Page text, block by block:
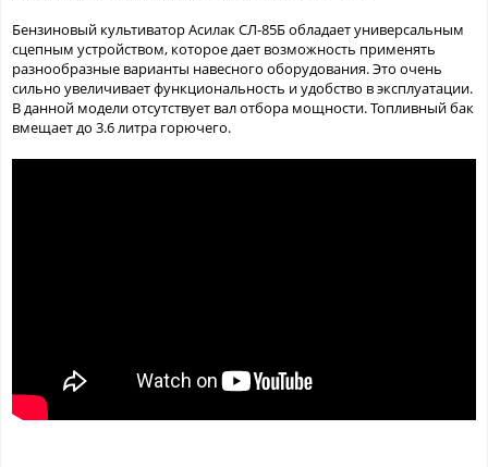
Бензиновый культиватор Асилак СЛ-85Б обладает универсальным
сцепным устройством, которое дает возможность применять
разнообразные варианты навесного оборудования. Это очень
сильно увеличивает функциональность и удобство в эксплуатации.
В данной модели отсутствует вал отбора мощности. Топливный бак
вмещает до 3.6 литра горючего.